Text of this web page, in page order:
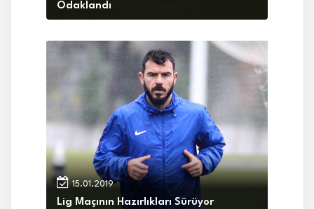
Odaklandı
15.01.2019
Lig Maçının Hazırlıkları Sürüyor